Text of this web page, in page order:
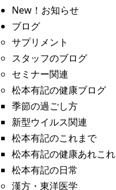
New！お知らせ
ブログ
サプリメント
スタッフのブログ
セミナー関連
松本有記の健康ブログ
季節の過ごし方
新型ウイルス関連
松本有記のこれまで
松本有記の健康あれこれ
松本有記の日常
漢方・東洋医学